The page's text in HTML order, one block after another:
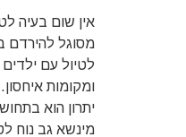
אין שום בעיה
מסוגל להירדם
לטיול עם
ומקומות
יתרון הוא
מינשא גב נוח